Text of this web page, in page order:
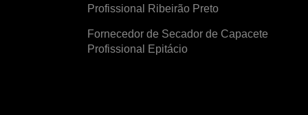
Profissional Ribeirão Preto
Fornecedor de Secador de Capacete
Profissional Epitácio